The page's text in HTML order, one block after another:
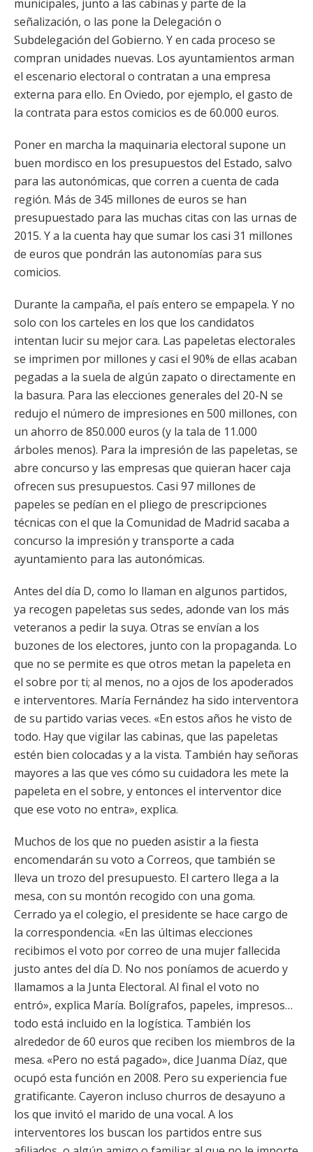
municipales, junto a las cabinas y parte de la
señalización, o las pone la Delegación o
Subdelegación del Gobierno. Y en cada proceso se
compran unidades nuevas. Los ayuntamientos arman
el escenario electoral o contratan a una empresa
externa para ello. En Oviedo, por ejemplo, el gasto de
la contrata para estos comicios es de 60.000 euros.
Poner en marcha la maquinaria electoral supone un
buen mordisco en los presupuestos del Estado, salvo
para las autonómicas, que corren a cuenta de cada
región. Más de 345 millones de euros se han
presupuestado para las muchas citas con las urnas de
2015. Y a la cuenta hay que sumar los casi 31 millones
de euros que pondrán las autonomías para sus
comicios.
Durante la campaña, el país entero se empapela. Y no
solo con los carteles en los que los candidatos
intentan lucir su mejor cara. Las papeletas electorales
se imprimen por millones y casi el 90% de ellas acaban
pegadas a la suela de algún zapato o directamente en
la basura. Para las elecciones generales del 20-N se
redujo el número de impresiones en 500 millones, con
un ahorro de 850.000 euros (y la tala de 11.000
árboles menos). Para la impresión de las papeletas, se
abre concurso y las empresas que quieran hacer caja
ofrecen sus presupuestos. Casi 97 millones de
papeles se pedían en el pliego de prescripciones
técnicas con el que la Comunidad de Madrid sacaba a
concurso la impresión y transporte a cada
ayuntamiento para las autonómicas.
Antes del día D, como lo llaman en algunos partidos,
ya recogen papeletas sus sedes, adonde van los más
veteranos a pedir la suya. Otras se envían a los
buzones de los electores, junto con la propaganda. Lo
que no se permite es que otros metan la papeleta en
el sobre por ti; al menos, no a ojos de los apoderados
e interventores. María Fernández ha sido interventora
de su partido varias veces. «En estos años he visto de
todo. Hay que vigilar las cabinas, que las papeletas
estén bien colocadas y a la vista. También hay señoras
mayores a las que ves cómo su cuidadora les mete la
papeleta en el sobre, y entonces el interventor dice
que ese voto no entra», explica.
Muchos de los que no pueden asistir a la fiesta
encomendarán su voto a Correos, que también se
lleva un trozo del presupuesto. El cartero llega a la
mesa, con su montón recogido con una goma.
Cerrado ya el colegio, el presidente se hace cargo de
la correspondencia. «En las últimas elecciones
recibimos el voto por correo de una mujer fallecida
justo antes del día D. No nos poníamos de acuerdo y
llamamos a la Junta Electoral. Al final el voto no
entró», explica María. Bolígrafos, papeles, impresos…
todo está incluido en la logística. También los
alrededor de 60 euros que reciben los miembros de la
mesa. «Pero no está pagado», dice Juanma Díaz, que
ocupó esta función en 2008. Pero su experiencia fue
gratificante. Cayeron incluso churros de desayuno a
los que invitó el marido de una vocal. A los
interventores los buscan los partidos entre sus